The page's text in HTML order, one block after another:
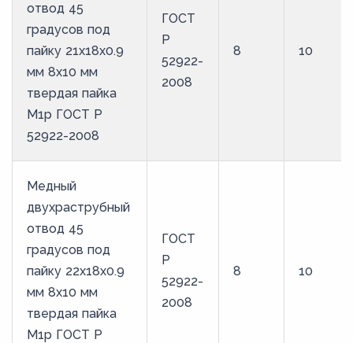
отвод 45
градусов под
пайку 21х18х0.9
мм 8х10 мм
твердая пайка
М1р ГОСТ Р
52922-2008
ГОСТ
Р
52922-
2008
8 10
Медный
двухраструбный
отвод 45
градусов под
пайку 22х18х0.9
мм 8х10 мм
твердая пайка
М1р ГОСТ Р
ГОСТ
Р
52922-
2008
8 10